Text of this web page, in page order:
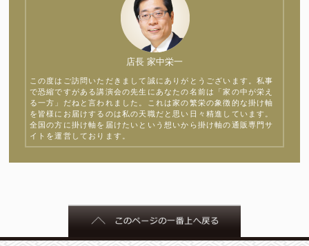
店長 家中栄一
この度はご訪問いただきまして誠にありがとうございます。私事
で恐縮ですがある講演会の先生にあなたの名前は「家の中が栄え
る一方」だねと言われました。これは家の繁栄の象徴的な掛け軸
を皆様にお届けするのは私の天職だと思い日々精進しています。
全国の方に掛け軸を届けたいという想いから掛け軸の通販専門サ
イトを運営しております。